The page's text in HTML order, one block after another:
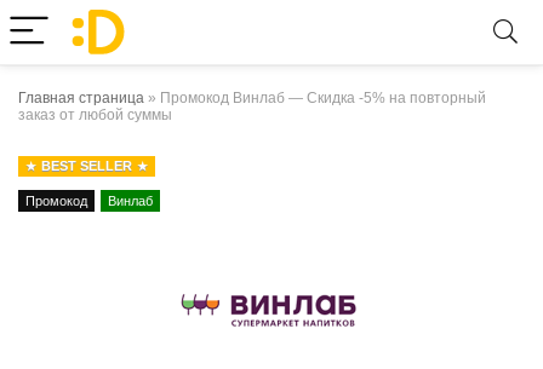
Главная страница » Промокод Винлаб — Скидка -5% на повторный
заказ от любой суммы
BEST SELLER
Промокод Винлаб